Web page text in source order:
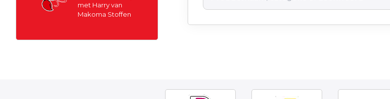
met Harry van
Makoma Stoffen